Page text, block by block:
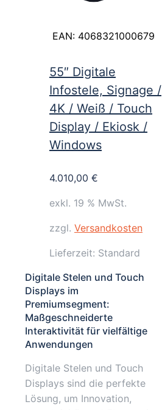
EAN: 4068321000679
55″ Digitale
Infostele, Signage /
4K / Weiß / Touch
Display / Ekiosk /
Windows
4.010,00 €
exkl. 19 % MwSt.
zzgl. Versandkosten
Lieferzeit: Standard
Digitale Stelen und Touch
Displays im
Premiumsegment:
Maßgeschneiderte
Interaktivität für vielfältige
Anwendungen
Digitale Stelen und Touch
Displays sind die perfekte
Lösung, um Innovation,